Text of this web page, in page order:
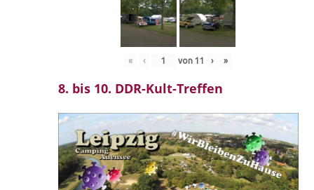
« ‹ von 11 › »
8. bis 10. DDR-Kult-Treffen